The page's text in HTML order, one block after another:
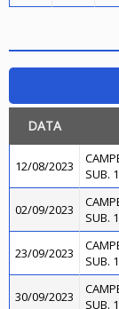
DATA
12/08/2023
SUB.
02/09/2023
SUB.
23/09/2023
SUB.
30/09/2023
SUB.